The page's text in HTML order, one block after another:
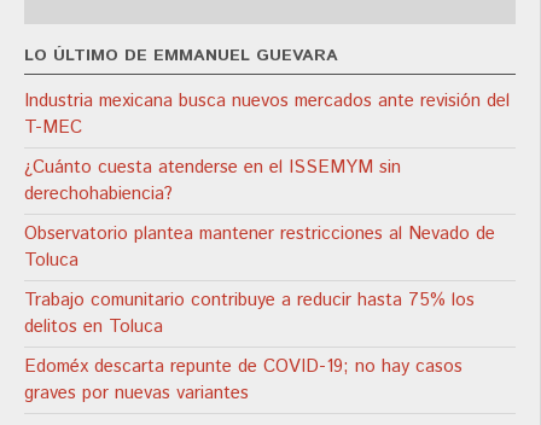
LO ÚLTIMO DE EMMANUEL GUEVARA
Industria mexicana busca nuevos mercados ante revisión del
T-MEC
¿Cuánto cuesta atenderse en el ISSEMYM sin
derechohabiencia?
Observatorio plantea mantener restricciones al Nevado de
Toluca
Trabajo comunitario contribuye a reducir hasta 75% los
delitos en Toluca
Edoméx descarta repunte de COVID-19; no hay casos
graves por nuevas variantes